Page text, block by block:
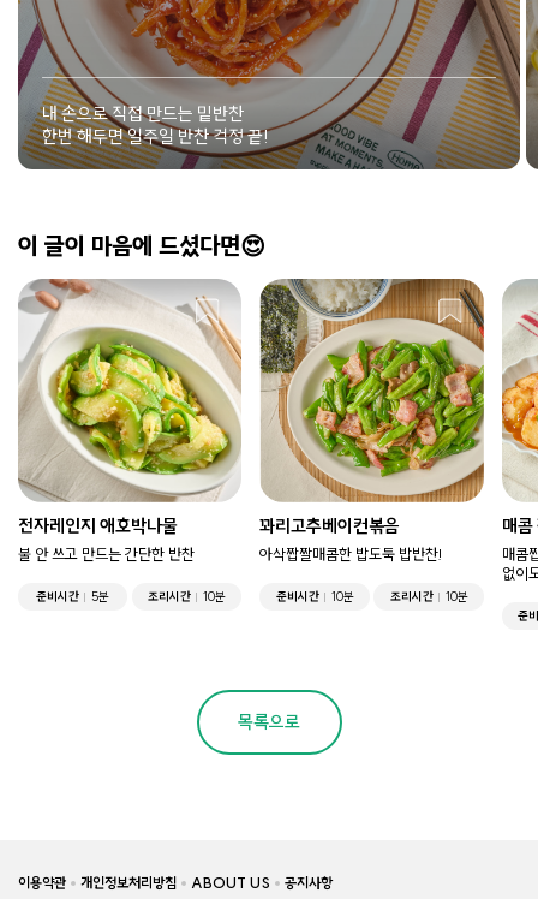
내 손으로 직접 만드는 밑반찬
한번 해두면 일주일 반찬 걱정 끝!
이 글이 마음에 드셨다면😍
전자레인지 애호박나물
불 안 쓰고 만드는 간단한 반찬
준비시간 5분 조리시간 10분
꽈리고추베이컨볶음
아삭짭짤매콤한 밥도둑 밥반찬!
준비시간 10분 조리시간 10분
매콤
매콤
없이
준
목록으로
이용약관 개인정보처리방침 ABOUT US 공지사항